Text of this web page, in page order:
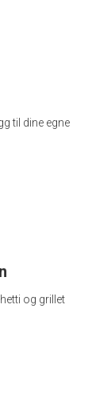
til dine egne
og grillet